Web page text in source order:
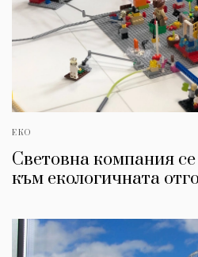
ЕКО
Световна компания
към екологичната